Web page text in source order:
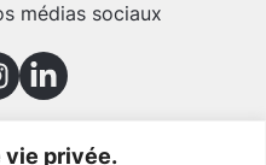
vie privée.
médias sociaux